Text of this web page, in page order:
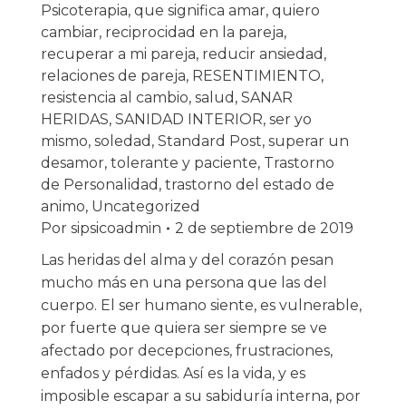
Psicoterapia, que significa amar, quiero
cambiar, reciprocidad en la pareja,
recuperar a mi pareja, reducir ansiedad ,
relaciones de pareja, RESENTIMIENTO,
resistencia al cambio, salud , SANAR
HERIDAS, SANIDAD INTERIOR, ser yo
mismo, soledad , Standard Post, superar un
desamor, tolerante y paciente, Trastorno
de Personalidad , trastorno del estado de
animo, Uncategorized
Por sipsicoadmin
2 de septiembre de 2019
Las heridas del alma y del corazón pesan
mucho más en una persona que las del
cuerpo. El ser humano siente, es vulnerable,
por fuerte que quiera ser siempre se ve
afectado por decepciones, frustraciones,
enfados y pérdidas. Así es la vida, y es
imposible escapar a su sabiduría interna, por